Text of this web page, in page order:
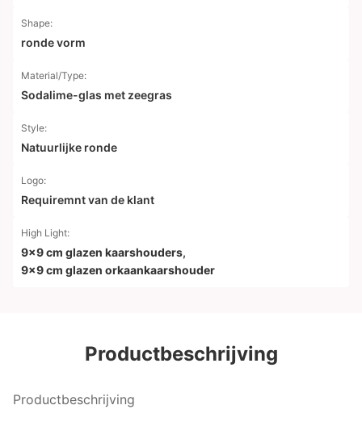
Shape:
ronde vorm
Material/Type:
Sodalime-glas met zeegras
Style:
Natuurlijke ronde
Logo:
Requiremnt van de klant
High Light:
9x9 cm glazen kaarshouders,
9x9 cm glazen orkaankaarshouder
Productbeschrijving
Productbeschrijving